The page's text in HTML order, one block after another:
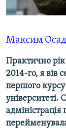
ВІДЕОУРОКИ
УКРАЇНСЬКА
ІНФОГРАФІКА
Русский
Qırımtatar
ДОЛУЧАЙСЯ!
Усі сайти
Максим
Практично рік
2014-го, я вів
першого
університеті.